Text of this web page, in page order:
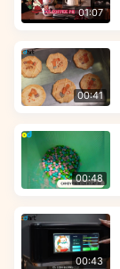
01:07
00:41
00:48
00:43